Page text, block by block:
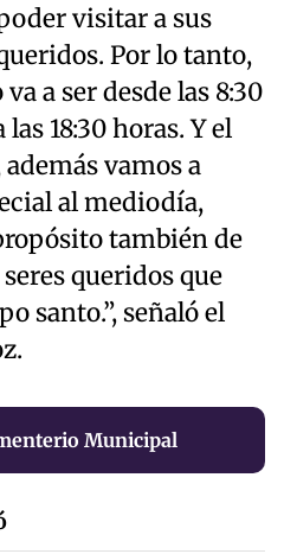
visitar a sus
Por lo tanto,
a ser desde las 8:30
18:30 horas. Y el
vamos a
al mediodía,
también de
queridos que
santo.”, señaló el
Municipal